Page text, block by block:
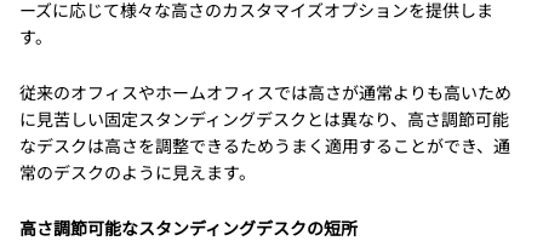
ーズに応じて様々な高さのカスタマイズオプションを提供しま
す。
従来のオフィスやホームオフィスでは高さが通常よりも高いため
に見苦しい固定スタンディングデスクとは異なり、高さ調節可能
なデスクは高さを調整できるためうまく適用することができ、通
常のデスクのように見えます。
高さ調節可能なスタンディングデスクの短所